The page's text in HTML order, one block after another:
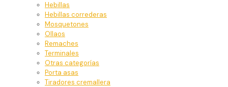
Hebillas
Hebillas correderas
Mosquetones
Ollaos
Remaches
Terminales
Otras categorías
Porta asas
Tiradores cremallera